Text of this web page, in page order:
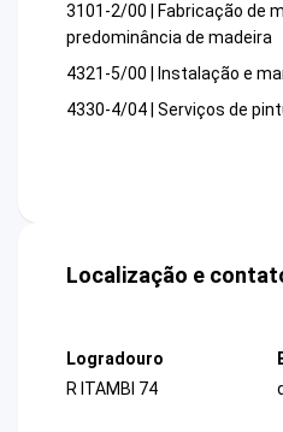
3101-2/00 | Fabricação de
predominância de madeira
4321-5/00 | Instalação e
4330-4/04 | Serviços de
Localização e
Logradouro
R ITAMBI 74